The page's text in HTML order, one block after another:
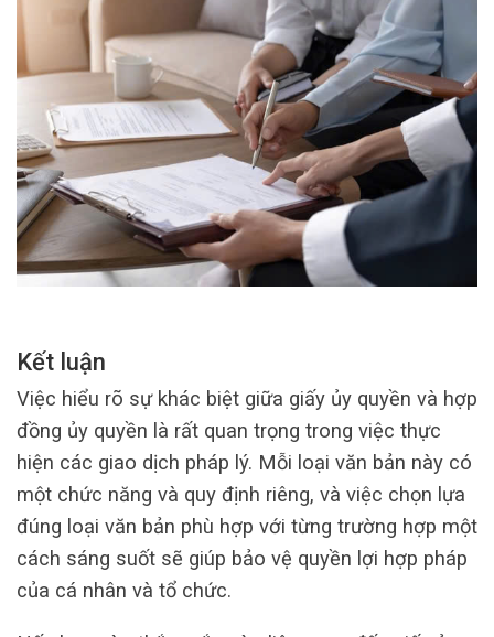
Kết luận
Việc hiểu rõ sự khác biệt giữa giấy ủy quyền và hợp
đồng ủy quyền là rất quan trọng trong việc thực
hiện các giao dịch pháp lý. Mỗi loại văn bản này có
một chức năng và quy định riêng, và việc chọn lựa
đúng loại văn bản phù hợp với từng trường hợp một
cách sáng suốt sẽ giúp bảo vệ quyền lợi hợp pháp
của cá nhân và tổ chức.